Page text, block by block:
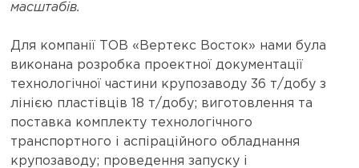
масштабів.
Для компанії ТОВ «Вертекс Восток» нами була
виконана розробка проектної документації
технологічної частини крупозаводу 36 т/добу з
лінією пластівців 18 т/добу; виготовлення та
поставка комплекту технологічного
транспортного і аспіраційного обладнання
крупозаводу; проведення запуску і